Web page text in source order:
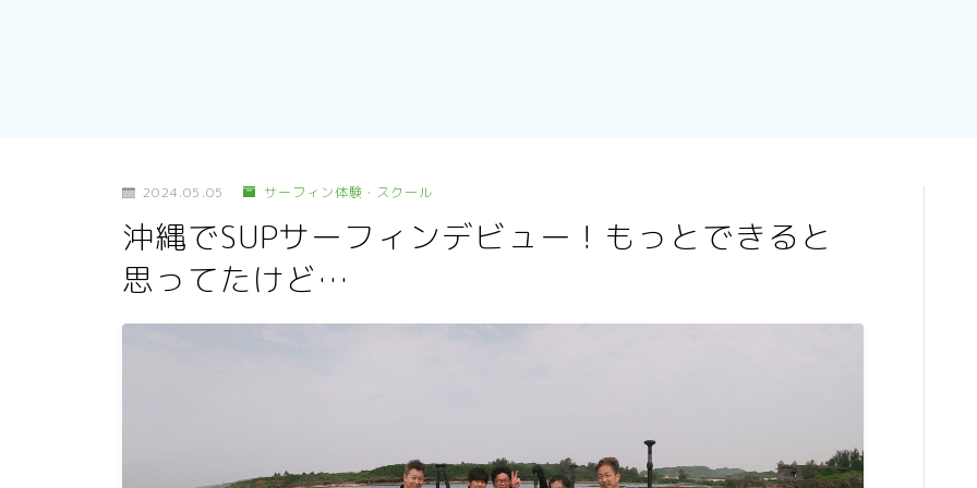
2024.05.05 サーフィン体験・スクール
沖縄でSUPサーフィンデビュー！もっとできると
思ってたけど…